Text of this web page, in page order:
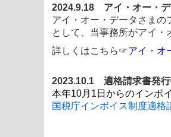
2024.9.18 アイ・オー・デ
アイ・オー・データさまの
として、当事務所がアイ・
詳しくはこちら☞アイ・オ
2023.10.1 適格請求書発
本年10月1日からのインボ
国税庁インボイス制度適格